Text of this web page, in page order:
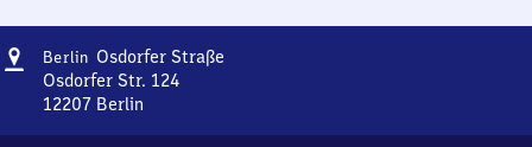
Adresse
Berlin Osdorfer StraßeBerlin
Osdorfer Str. 124
12207 Berlin